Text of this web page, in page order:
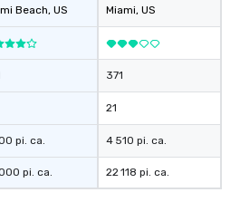
Beach, US
pi. ca.
pi. ca.
Miami, US
371
21
4 510 pi. ca.
22 118 pi. ca.